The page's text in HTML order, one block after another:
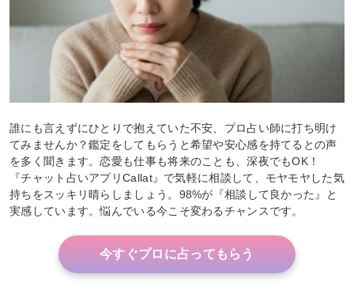
誰にも言えずにひとりで抱えていた不安、プロ占い師に打ち明け
てみませんか？鑑定をしてもらうと希望や安心感を持てるとの声
を多く聞きます。恋愛も仕事も将来のことも、深夜でもOK！
『チャット占いアプリCallat』で気軽に相談して、モヤモヤした気
持ちをスッキリ晴らしましょう。98%が『相談して良かった』と
実感しています。悩んでいる今こそ変わるチャンスです。
今すぐプロに占ってもらう